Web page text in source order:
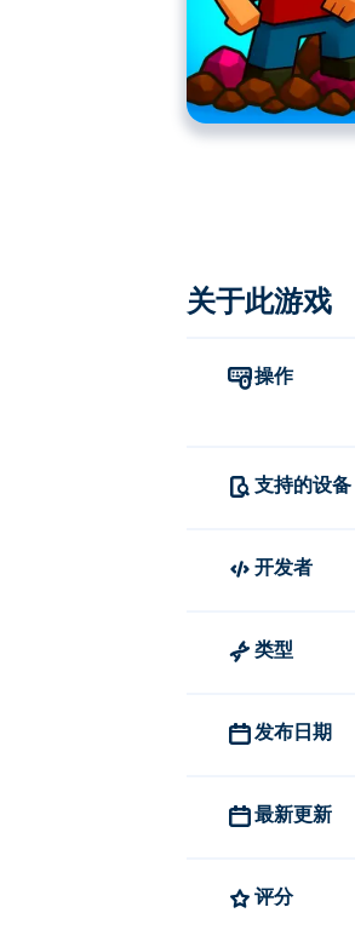
Drills Merge
升级您的镐，击
点击或轻触进行选
Drills Merge
我可以在移动
关于此游戏
操作
支持的设备
开发者
类型
发布日期
最新更新
评分